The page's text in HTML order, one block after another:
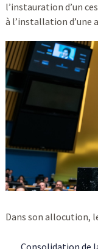
l’instauration d’un
à l’installation d’une
Dans son allocution,